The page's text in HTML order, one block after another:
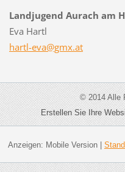
Landjugend Aurach am
Eva Hartl
hartl-eva@gmx.at
© 2014 Alle
Erstellen Sie Ihre
Anzeigen: Mobile Version|